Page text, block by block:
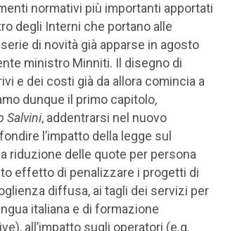
normativi più importanti apportati
degli Interni che portano alle
di novità già apparse in agosto
ministro Minniti. Il disegno di
e dei costi già da allora comincia a
dunque il primo capitolo,
Salvini, addentrarsi nel nuovo
l’impatto della legge sul
riduzione delle quote per persona
effetto di penalizzare i progetti di
diffusa, ai tagli dei servizi per
italiana e di formazione
all’impatto sugli operatori (e.g.